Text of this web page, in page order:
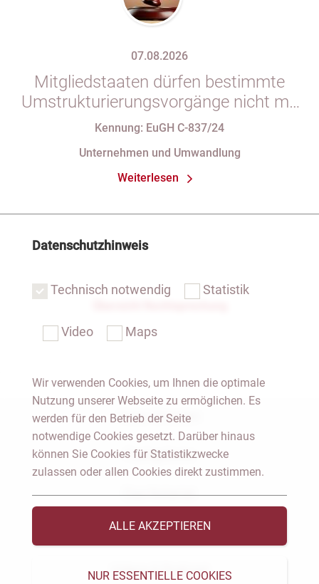
07.08.2026
Mitgliedstaaten dürfen bestimmte
Umstrukturierungsvorgänge nicht mit
indirekten Steuern belasten
Kennung: EuGH C-837/24
Unternehmen und Umwandlung
Weiterlesen
Notar Dresden
Fachgebiete
Das Notariat
Vorträge & Veröffentlichungen
Videos & Podcast
Datenschutzhinweis
Technisch notwendig Statistik
Video Maps
Wir verwenden Cookies, um Ihnen die optimale
Nutzung unserer Webseite zu ermöglichen. Es
werden für den Betrieb der Seite
notwendige Cookies gesetzt. Darüber hinaus
können Sie Cookies für Statistikzwecke
zulassen oder allen Cookies direkt zustimmen.
ALLE AKZEPTIEREN
NUR ESSENTIELLE COOKIES